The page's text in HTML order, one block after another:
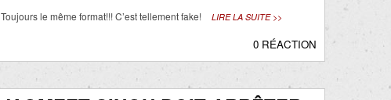
Toujours le même format!!! C’est tellement fake! LIRE LA SUITE >>
0 RÉACTION